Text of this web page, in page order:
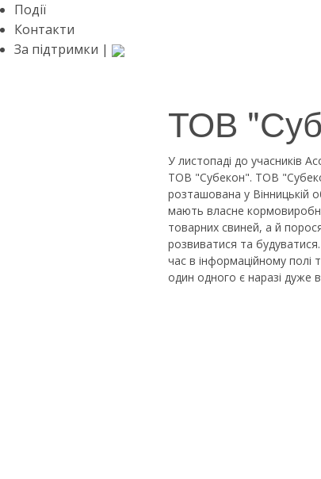
Події
Контакти
За підтримки |
ТОВ
У листопаді до учасників
ТОВ "Субекон". ТОВ
розташована у Вінницькій
мають власне
товарних свиней, а й
розвиватися та
час в інформаційному полі
один одного є наразі дуже